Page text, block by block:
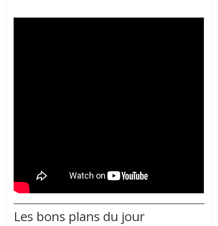
Les bons plans du jour